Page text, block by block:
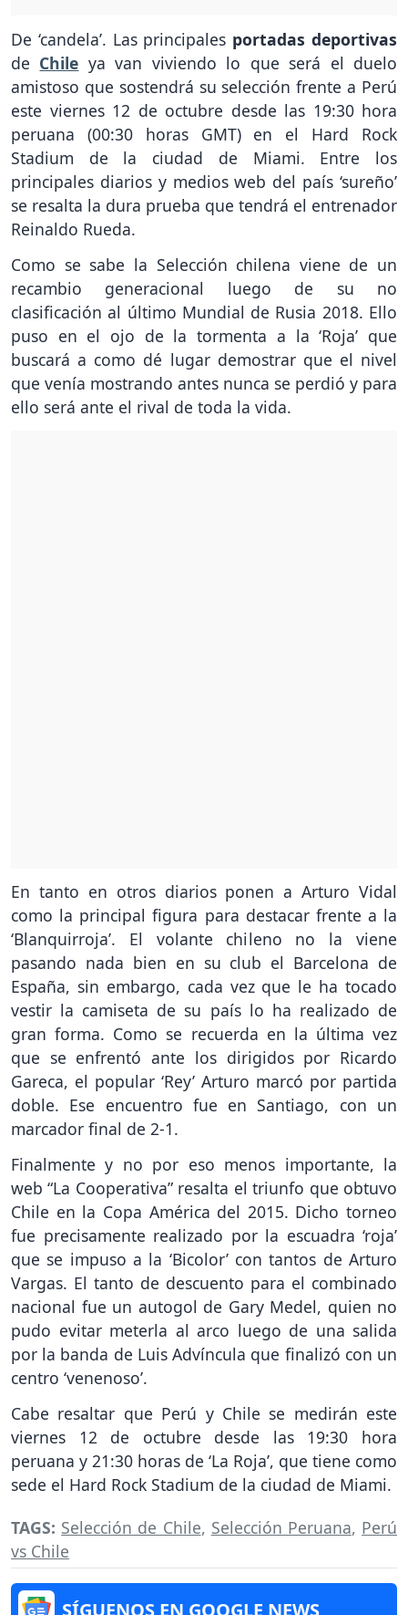
De ‘candela’. Las principales portadas deportivas
de Chile ya van viviendo lo que será el duelo
amistoso que sostendrá su selección frente a Perú
este viernes 12 de octubre desde las 19:30 hora
peruana (00:30 horas GMT) en el Hard Rock
Stadium de la ciudad de Miami. Entre los
principales diarios y medios web del país ‘sureño’
se resalta la dura prueba que tendrá el entrenador
Reinaldo Rueda.
Como se sabe la Selección chilena viene de un
recambio generacional luego de su no
clasificación al último Mundial de Rusia 2018. Ello
puso en el ojo de la tormenta a la ‘Roja’ que
buscará a como dé lugar demostrar que el nivel
que venía mostrando antes nunca se perdió y para
ello será ante el rival de toda la vida.
En tanto en otros diarios ponen a Arturo Vidal
como la principal figura para destacar frente a la
‘Blanquirroja’. El volante chileno no la viene
pasando nada bien en su club el Barcelona de
España, sin embargo, cada vez que le ha tocado
vestir la camiseta de su país lo ha realizado de
gran forma. Como se recuerda en la última vez
que se enfrentó ante los dirigidos por Ricardo
Gareca, el popular ‘Rey’ Arturo marcó por partida
doble. Ese encuentro fue en Santiago, con un
marcador final de 2-1.
Finalmente y no por eso menos importante, la
web “La Cooperativa” resalta el triunfo que obtuvo
Chile en la Copa América del 2015. Dicho torneo
fue precisamente realizado por la escuadra ‘roja’
que se impuso a la ‘Bicolor’ con tantos de Arturo
Vargas. El tanto de descuento para el combinado
nacional fue un autogol de Gary Medel, quien no
pudo evitar meterla al arco luego de una salida
por la banda de Luis Advíncula que finalizó con un
centro ‘venenoso’.
Cabe resaltar que Perú y Chile se medirán este
viernes 12 de octubre desde las 19:30 hora
peruana y 21:30 horas de ‘La Roja’, que tiene como
sede el Hard Rock Stadium de la ciudad de Miami.
TAGS: Selección de Chile, Selección Peruana, Perú
vs Chile
SÍGUENOS EN GOOGLE NEWS